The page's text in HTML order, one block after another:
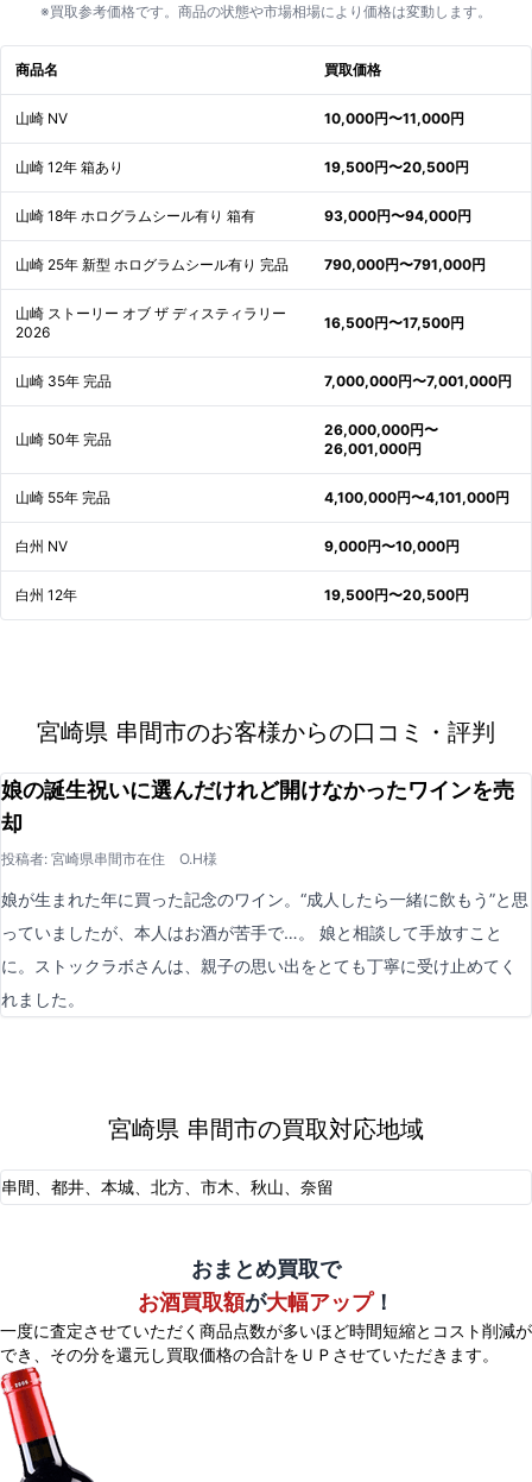
※買取参考価格です。商品の状態や市場相場により価格は変動します。
商品名 買取価格
山崎 NV 10,000円〜11,000円
山崎 12年 箱あり 19,500円〜20,500円
山崎 18年 ホログラムシール有り 箱有 93,000円〜94,000円
山崎 25年 新型 ホログラムシール有り 完品 790,000円〜791,000円
山崎 ストーリー オブ ザ ディスティラリー
2026
16,500円〜17,500円
山崎 35年 完品 7,000,000円〜7,001,000円
山崎 50年 完品
26,000,000円〜
26,001,000円
山崎 55年 完品 4,100,000円〜4,101,000円
白州 NV 9,000円〜10,000円
白州 12年 19,500円〜20,500円
宮崎県 串間市のお客様からの口コミ・評判
娘の誕生祝いに選んだけれど開けなかったワインを売
却
投稿者: 宮崎県串間市在住 O.H様
娘が生まれた年に買った記念のワイン。“成人したら一緒に飲もう”と思
っていましたが、本人はお酒が苦手で…。 娘と相談して手放すこと
に。ストックラボさんは、親子の思い出をとても丁寧に受け止めてく
れました。
宮崎県 串間市の買取対応地域
串間、都井、本城、北方、市木、秋山、奈留
おまとめ買取で
お酒買取額が大幅アップ！
一度に査定させていただく商品点数が多いほど時間短縮とコスト削減が
でき、 その分を還元し買取価格の合計をＵＰさせていただきます。